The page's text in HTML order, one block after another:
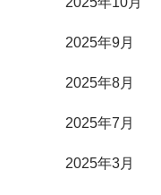
2025年9月
2025年8月
2025年7月
2025年3月